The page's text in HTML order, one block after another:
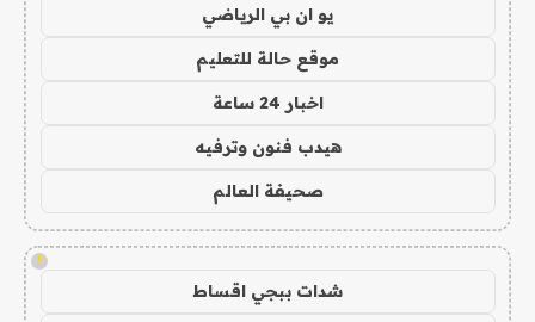
يو ان بي الرياضي
موقع حالة للتعليم
اخبار 24 ساعة
هيدب فنون وترفيه
صحيفة العالم
!
شدات ببجي اقساط